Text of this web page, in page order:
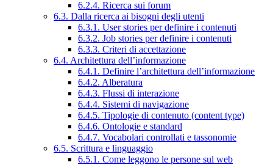
6.2.4. Ricerca sui forum
6.3. Dalla ricerca ai bisogni degli utenti
6.3.1. User stories per definire i contenuti
6.3.2. Job stories per definire i contenuti
6.3.3. Criteri di accettazione
6.4. Architettura dell’informazione
6.4.1. Definire l’architettura dell’informazione
6.4.2. Alberatura
6.4.3. Flussi di interazione
6.4.4. Sistemi di navigazione
6.4.5. Tipologie di contenuto (content type)
6.4.6. Ontologie e standard
6.4.7. Vocabolari controllati e tassonomie
6.5. Scrittura e linguaggio
6.5.1. Come leggono le persone sul web